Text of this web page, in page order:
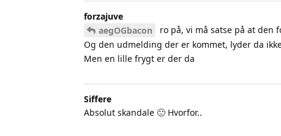
forzajuve
aegOGbacon
ro på, vi må satse på at den
Og den udmelding der er kommet, lyder da
Men en lille frygt er der da
Siffere
Absolut skandale 🙁 Hvorfor..